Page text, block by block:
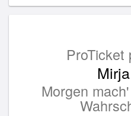
ProTicket
Morgen